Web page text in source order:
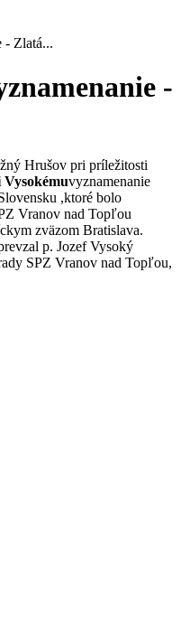
- Zlatá...
-
Hrušov pri príležitosti
Vysokémuvyznamenanie
,ktoré bolo
Vranov nad Topľou
zväzom Bratislava.
p. Jozef Vysoký
SPZ Vranov nad Topľou,